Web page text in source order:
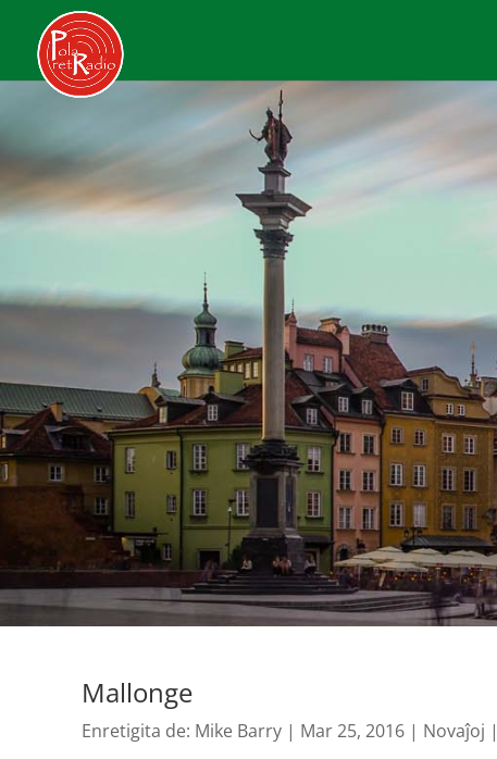
Mallonge
Enretigita de: Mike Barry| Mar 25, 2016| Novaĵoj |